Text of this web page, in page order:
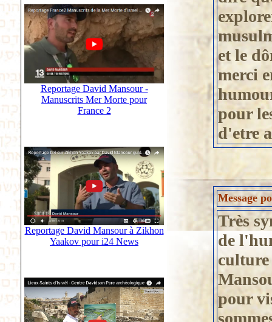
Reportage David Mansour -
Manuscrits Mer Morte pour
France 2
Reportage David Mansour à Zikhon
Yaakov pour i24 News
et le
merci
pour
d'etre
Message
Très
de
culture
pour